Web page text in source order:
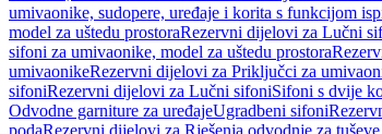
umivaonike, sudopere, uređaje i korita s funkcijom
model za uštedu prostoraRezervni dijelovi za Lučni
sifoni za umivaonike, model za uštedu prostora
umivaonikeRezervni dijelovi za Priključci za
sifoniRezervni dijelovi za Lučni sifoniSifoni s dvije
Odvodne garniture za uređajeUgradbeni sifoni
podaRezervni dijelovi za Rješenja odvodnje za